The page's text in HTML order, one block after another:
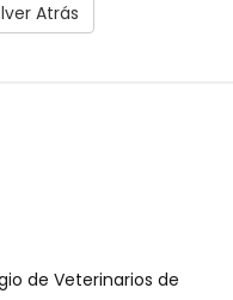
Atrás
de Veterinarios de